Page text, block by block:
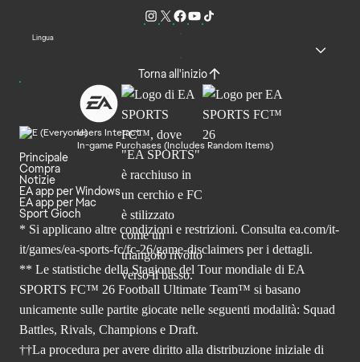
Lingua
Torna all'inizio
Users Interact
In-game Purchases (Includes Random Items)
Principale
Compra
Notizie
EA app per Windows
EA app per Mac
Sport Gioch
* Si applicano altre condizioni e restrizioni. Consulta ea.com/it-
it/games/ea-sports-fc/fc-26/game-disclaimers per i dettagli.
** Le statistiche della Stagione del Tour mondiale di EA
SPORTS FC™ 26 Football Ultimate Team™ si basano
unicamente sulle partite giocate nelle seguenti modalità: Squad
Battles, Rivals, Champions e Draft.
††La procedura per avere diritto alla distribuzione iniziale di